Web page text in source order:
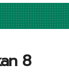
8